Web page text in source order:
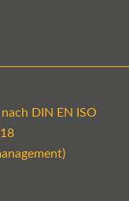
DIN EN ISO